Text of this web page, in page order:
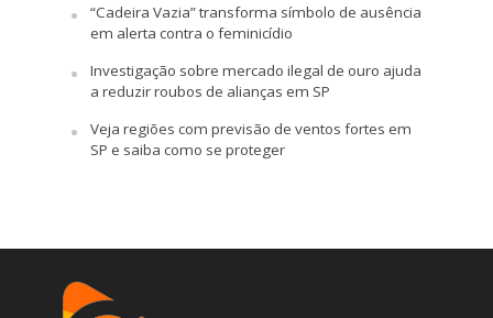
“Cadeira Vazia” transforma símbolo de ausência
em alerta contra o feminicídio
Investigação sobre mercado ilegal de ouro ajuda
a reduzir roubos de alianças em SP
Veja regiões com previsão de ventos fortes em
SP e saiba como se proteger